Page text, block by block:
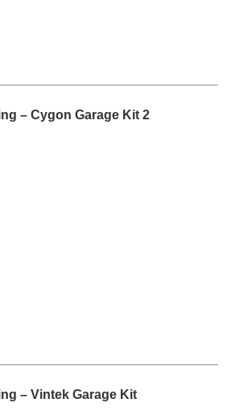
– Cygon Garage Kit 2
– Vintek Garage Kit